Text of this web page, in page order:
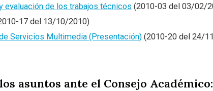
evaluación de los trabajos técnicos (2010-03 del 03/02/
17 del 13/10/2010)
Servicios Multimedia (Presentación)(2010-20 del 24/
asuntos ante el Consejo Académico: